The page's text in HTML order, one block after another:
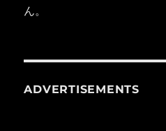
ん。
ADVERTISEMENTS